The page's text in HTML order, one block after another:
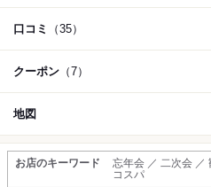
口コミ （35）
クーポン （7）
地図
お店のキーワード
忘年会 ／ 二次会 ／
コスパ